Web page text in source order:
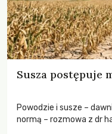
Susza postępuje
Powodzie i susze –
normą – rozmowa z dr